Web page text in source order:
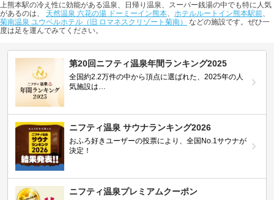
上熊本駅の冷え性に効能がある温泉、日帰り温泉、スーパー銭湯の中でも特に人気
があるのは、 天然温泉 六花の湯 ドーミーイン熊本、 ホテルルートイン熊本駅前、
菊南温泉 ユウベルホテル（旧 ロマネスクリゾート菊南）
などの施設です。ぜひ一
度は足を運んでみてください。
第20回ニフティ温泉年間ランキング2025
全国約2.2万件の中から頂点に選ばれた、2025年の人
気施設は…
ニフティ温泉 サウナランキング2026
おふろ好きユーザーの投票により、全国No.1サウナが
決定！
ニフティ温泉プレミアムクーポン